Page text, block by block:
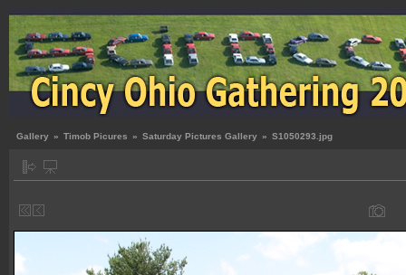
Gallery » Timob Picures » Saturday Pictures Gallery » S1050293.jpg